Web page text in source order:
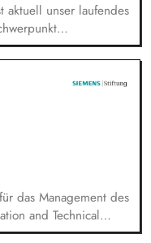
aktuell unser laufendes
sowie
bezogene Projekte
und
der Grundschule bis in
und
pädagogische
offline.
das Management des
and Technical
Enterprises